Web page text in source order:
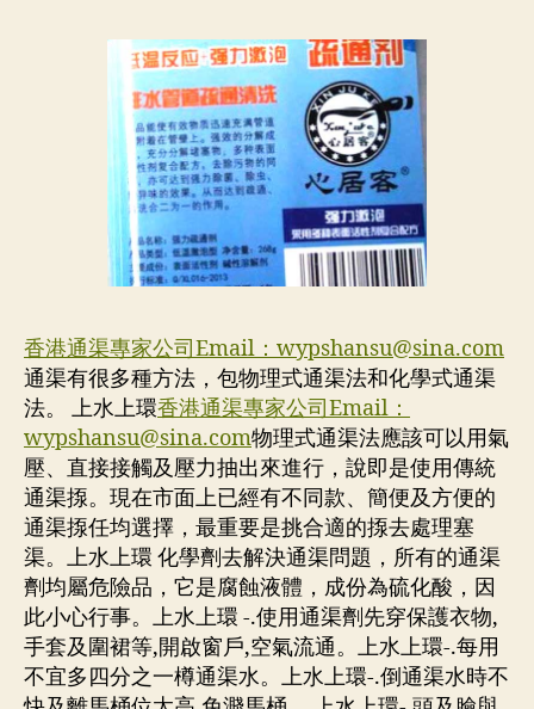
香港通渠專家公司Email： wypshansu@sina.com
通渠有很多種方法，包物理式通渠法和化學式通渠
法。 上水上環香港通渠專家公司Email：
wypshansu@sina.com物理式通渠法應該可以用氣
壓、直接接觸及壓力抽出來進行，說即是使用傳統
通渠揼。現在市面上已經有不同款、簡便及方便的
通渠揼任均選擇，最重要是挑合適的揼去處理塞
渠。上水上環 化學劑去解決通渠問題，所有的通渠
劑均屬危險品，它是腐蝕液體，成份為硫化酸，因
此小心行事。上水上環 -.使用通渠劑先穿保護衣物,
手套及圍裙等,開啟窗戶,空氣流通。上水上環-.每用
不宜多四分之一樽通渠水。上水上環-.倒通渠水時不